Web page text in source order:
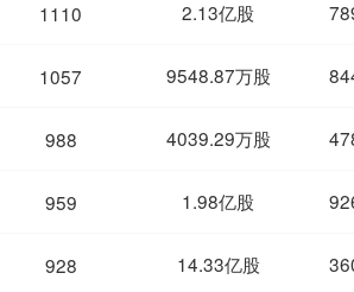
1110 2.13亿股
1057 9548.87万股
988 4039.29万股
959 1.98亿股
928 14.33亿股